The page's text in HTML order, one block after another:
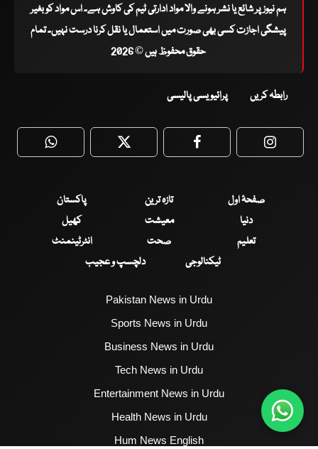
ہم نیوز پر شائع یا نشر ہونے والا مواد ادارتی ٹیم کی کاوش ہے۔ اس مواد کو بغیر
پیشگی اجازت کسی بھی صورت میں استعمال یا نقل کرنا درست نہیں۔ تمام
حقوق محفوظ ہیں © 2026
رابطہ کریں پرائیویسی پالیسی
WhatsApp Twitter Facebook
صفحۂ اول تازہ ترین
پاکستان
دنیا
معیشت
کھیل
تعلیم
صحت
انٹرٹینمنٹ
ٹیکنالوجی
دلچسپ و عجیب
Pakistan News in Urdu
Sports News in Urdu
Business News in Urdu
Tech News in Urdu
Entertainment News in Urdu
Health News in Urdu
Hum News English